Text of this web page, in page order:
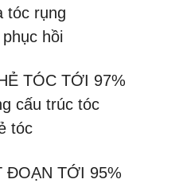
tóc rụng
hồi
TÓC TỚI 97%
cấu trúc tóc
tóc
ĐOẠN TỚI 95%